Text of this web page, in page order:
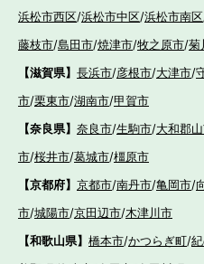
浜松市西区/浜松市中区/浜松市南区
藤枝市/島田市/焼津市/牧之原市/菊
【滋賀県】 長浜市/彦根市/大津市/
市/栗東市/湖南市/甲賀市
【奈良県】 奈良市/生駒市/大和郡
市/桜井市/葛城市/橿原市
【京都府】 京都市/南丹市/亀岡市/
市/城陽市/京田辺市/木津川市
【和歌山県】 橋本市/かつらぎ町/